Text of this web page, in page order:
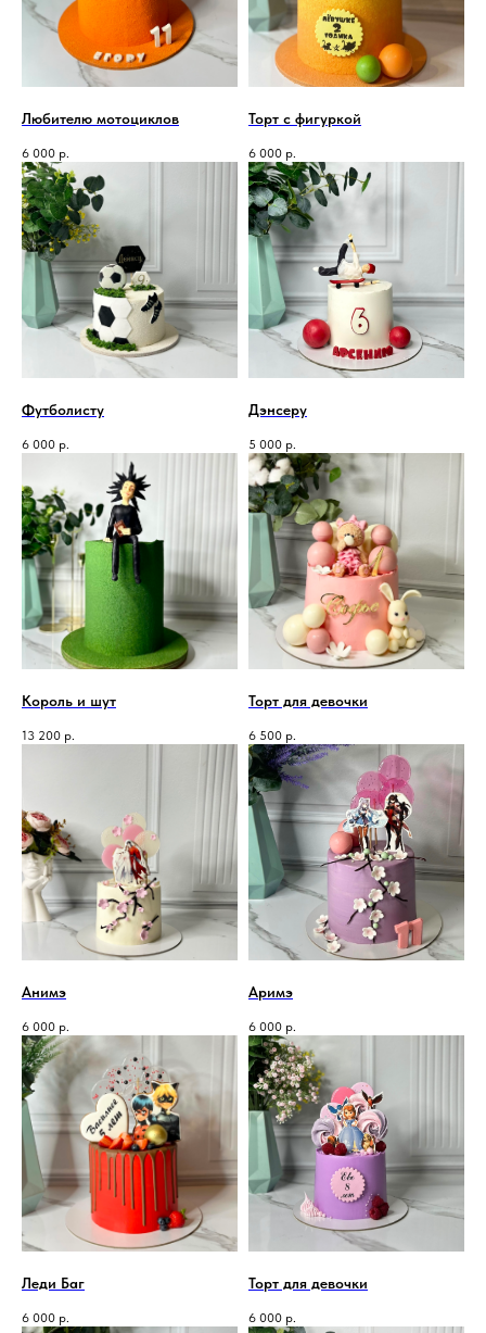
Любителю мотоциклов
6 000 р.
Торт с фигуркой
6 000 р.
Футболисту
6 000 р.
Дэнсеру
5 000 р.
Король и шут
13 200 р.
Торт для девочки
6 500 р.
Анимэ
6 000 р.
Аримэ
6 000 р.
Леди Баг
6 000 р.
Торт для девочки
6 000 р.